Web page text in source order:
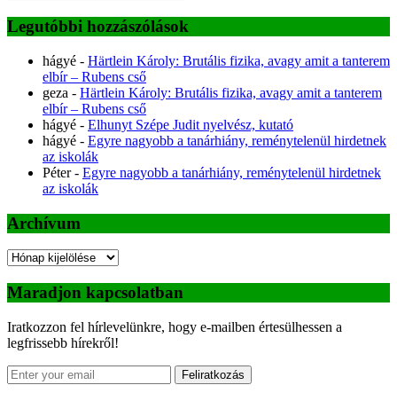
Legutóbbi hozzászólások
hágyé - Härtlein Károly: Brutális fizika, avagy amit a tanterem
elbír – Rubens cső
geza - Härtlein Károly: Brutális fizika, avagy amit a tanterem
elbír – Rubens cső
hágyé - Elhunyt Szépe Judit nyelvész, kutató
hágyé - Egyre nagyobb a tanárhiány, reménytelenül hirdetnek
az iskolák
Péter- Egyre nagyobb a tanárhiány, reménytelenül hirdetnek
az iskolák
Archívum
Archívum
Maradjon kapcsolatban
Iratkozzon fel hírlevelünkre, hogy e-mailben értesülhessen a
legfrissebb hírekről!
Feliratkozás